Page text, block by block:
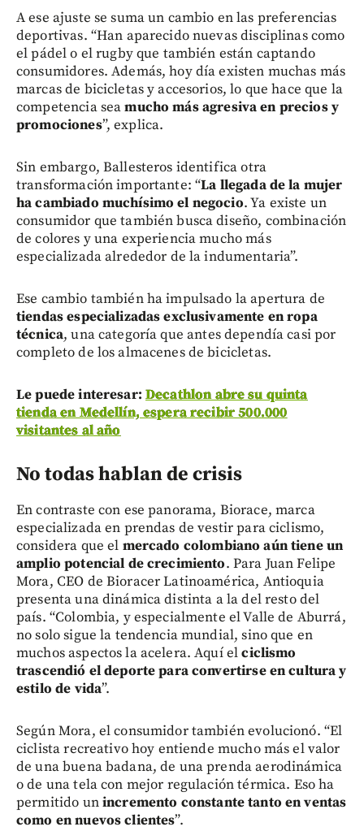
A ese ajuste se suma un cambio en las preferencias
deportivas. “Han aparecido nuevas disciplinas como
el pádel o el rugby que también están captando
consumidores. Además, hoy día existen muchas más
marcas de bicicletas y accesorios, lo que hace que la
competencia seamucho más agresiva en precios y
promociones”, explica.
Sin embargo, Ballesteros identifica otra
transformación importante: “La llegada de la mujer
ha cambiado muchísimo el negocio. Ya existe un
consumidor que también busca diseño, combinación
de colores y una experiencia mucho más
especializada alrededor de la indumentaria”.
Ese cambio también ha impulsado la apertura de
tiendas especializadas exclusivamente en ropa
técnica, una categoría que antes dependía casi por
completo de los almacenes de bicicletas.
Le puede interesar: Decathlon abre su quinta
tienda en Medellín, espera recibir 500.000
visitantes al año
No todas hablan de crisis
En contraste con ese panorama, Biorace, marca
especializada en prendas de vestir para ciclismo,
considera que el mercado colombiano aún tiene un
amplio potencial de crecimiento. Para Juan Felipe
Mora, CEO de Bioracer Latinoamérica, Antioquia
presenta una dinámica distinta a la del resto del
país. “Colombia, y especialmente el Valle de Aburrá,
no solo sigue la tendencia mundial, sino que en
muchos aspectos la acelera. Aquí elciclismo
trascendió el deporte para convertirse en cultura y
estilo de vida”.
Según Mora, el consumidor también evolucionó. “El
ciclista recreativo hoy entiende mucho más el valor
de una buena badana, de una prenda aerodinámica
o de una tela con mejor regulación térmica. Eso ha
permitido unincremento constante tanto en ventas
como en nuevos clientes”.